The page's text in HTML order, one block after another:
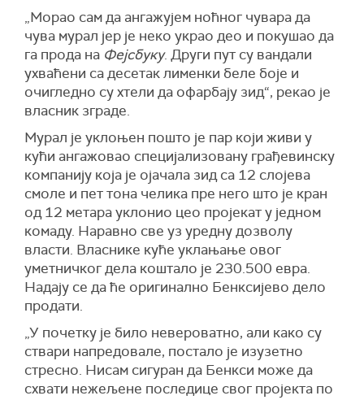
„Морао сам да ангажујем ноћног чувара да
чува мурал јер је неко украо део и покушао да
га прода на Фејсбуку. Други пут су вандали
ухваћени са десетак лименки беле боје и
очигледно су хтели да офарбају зид“, рекао је
власник зграде.
Мурал је уклоњен пошто је пар који живи у
кући ангажовао специјализовану грађевинску
компанију која је ојачала зидса 12 слојева
смоле и пет тона челика пре него што је кран
од 12 метара уклонио цео пројекат у једном
комаду. Наравно све уз уредну дозволу
власти. Власнике куће уклањање овог
уметничког дела коштало је 230.500 евра.
Надају се да ће оригинално Бенксијево дело
продати.
„У почетку је било невероватно, али како су
ствари напредовале, постало је изузетно
стресно. Нисам сигуран да Бeнкси може да
схвати нежељене последице свог пројекта по